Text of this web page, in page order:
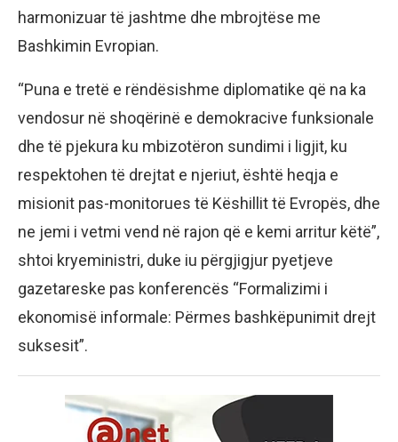
harmonizuar të jashtme dhe mbrojtëse me
Bashkimin Evropian.
“Puna e tretë e rëndësishme diplomatike që na ka
vendosur në shoqërinë e demokracive funksionale
dhe të pjekura ku mbizotëron sundimi i ligjit, ku
respektohen të drejtat e njeriut, është heqja e
misionit pas-monitorues të Këshillit të Evropës, dhe
ne jemi i vetmi vend në rajon që e kemi arritur këtë”,
shtoi kryeministri, duke iu përgjigjur pyetjeve
gazetareske pas konferencës “Formalizimi i
ekonomisë informale: Përmes bashkëpunimit drejt
suksesit”.